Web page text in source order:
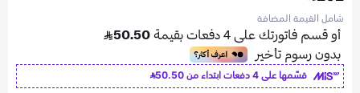
شامل القيمة المضافة
قسّمها على 4 دفعات ابتداء من
50.50